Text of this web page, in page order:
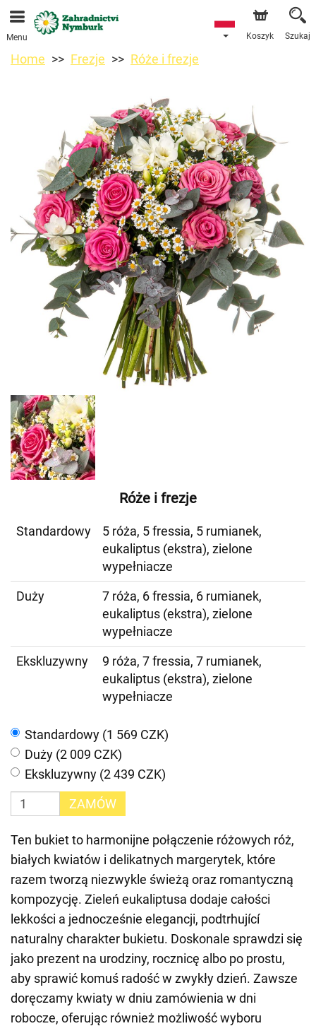
Przyjmujemy zamówienia za pośrednictwem naszego
sklepu internetowego. Najbliższy możliwy termin dostawy
to 11.08.2026 z powodu urlopu.
Menu Koszyk Szukaj
Home Frezje Róże i frezje
Róże i frezje
Standardowy
5 róża, 5 fressia, 5 rumianek,
eukaliptus (ekstra), zielone
wypełniacze
Duży
7 róża, 6 fressia, 6 rumianek,
eukaliptus (ekstra), zielone
wypełniacze
Ekskluzywny
9 róża, 7 fressia, 7 rumianek,
eukaliptus (ekstra), zielone
wypełniacze
Standardowy (1 569 CZK)
Duży (2 009 CZK)
Ekskluzywny (2 439 CZK)
ZAMÓW
Ten bukiet to harmonijne połączenie różowych róż,
białych kwiatów i delikatnych margerytek, które
razem tworzą niezwykle świeżą oraz romantyczną
kompozycję. Zieleń eukaliptusa dodaje całości
lekkości a jednocześnie elegancji, podtrhující
naturalny charakter bukietu. Doskonale sprawdzi się
jako prezent na urodziny, rocznicę albo po prostu,
aby sprawić komuś radość w zwykły dzień. Zawsze
doręczamy kwiaty w dniu zamówienia w dni
robocze, oferując również możliwość wyboru